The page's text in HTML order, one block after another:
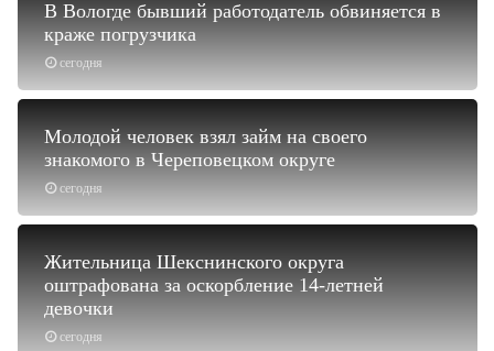
сегодня
В Вологде бывший работодатель обвиняется в
краже погрузчика
сегодня
Молодой человек взял займ на своего
знакомого в Череповецком округе
сегодня
Жительница Шекснинского округа
оштрафована за оскорбление 14-летней
девочки